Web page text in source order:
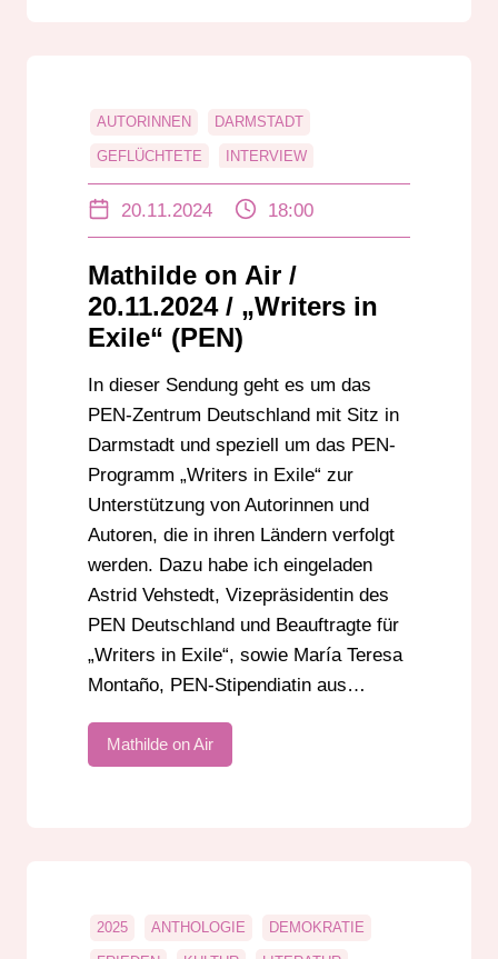
AUTORINNEN DARMSTADT
GEFLÜCHTETE INTERVIEW
20.11.2024 18:00
Mathilde on Air /
20.11.2024 / „Writers in
Exile“ (PEN)
In dieser Sendung geht es um das
PEN-Zentrum Deutschland mit Sitz in
Darmstadt und speziell um das PEN-
Programm „Writers in Exile“ zur
Unterstützung von Autorinnen und
Autoren, die in ihren Ländern verfolgt
werden. Dazu habe ich eingeladen
Astrid Vehstedt, Vizepräsidentin des
PEN Deutschland und Beauftragte für
„Writers in Exile“, sowie María Teresa
Montaño, PEN-Stipendiatin aus…
Mathilde on Air
2025 ANTHOLOGIE DEMOKRATIE